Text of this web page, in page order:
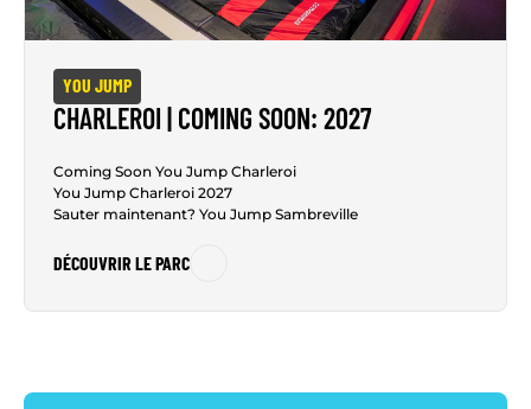
YOU JUMP
CHARLEROI | COMING SOON: 2027
Coming Soon You Jump Charleroi
You Jump Charleroi 2027
Sauter maintenant? You Jump Sambreville
DÉCOUVRIR LE PARC